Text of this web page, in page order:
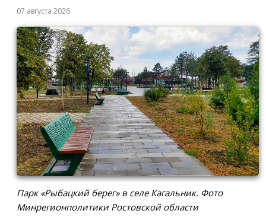
07 августа 2026
Парк «Рыбацкий берег» в селе Кагальник. Фото
Минрегионполитики Ростовской области